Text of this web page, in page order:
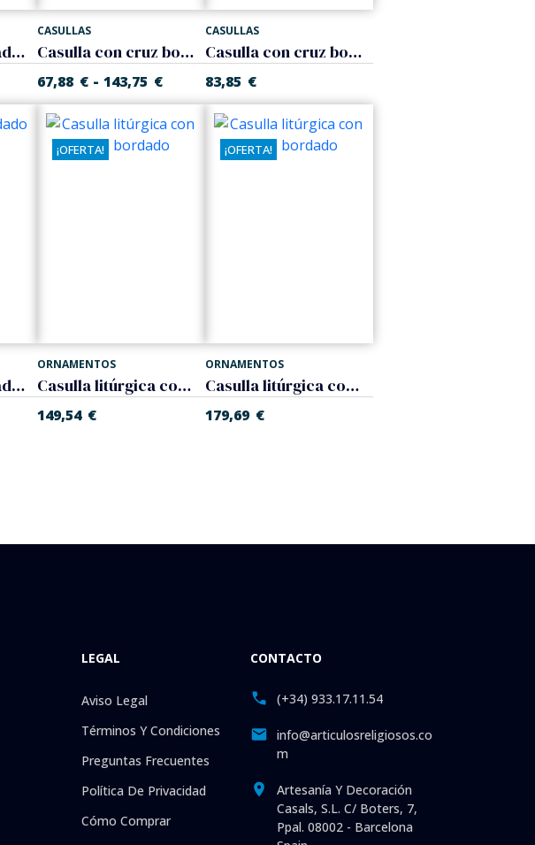
Casulla con bordado ornamental
CASULLAS
Casulla con cruz bordada
67,88 €- 143,75 €
CASULLAS
Casulla con cruz bordada
83,85 €
Casulla con bordado IHS y cruz
¡OFERTA!
ORNAMENTOS
Casulla litúrgica con galón bordado
149,54 €
¡OFERTA!
ORNAMENTOS
Casulla litúrgica con galón bordado
179,69 €
LEGAL
Aviso Legal
Términos Y Condiciones
Preguntas Frecuentes
Política De Privacidad
Cómo Comprar
CONTACTO
(+34) 933.17.11.54
info@articulosreligiosos.co
m
Artesanía Y Decoración
Casals, S.L. C/ Boters, 7,
Ppal. 08002 - Barcelona